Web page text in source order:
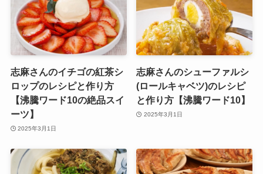
志麻さんのイチゴの紅茶シ
ロップのレシピと作り方
【沸騰ワード10の絶品スイ
ーツ】
2025年3月1日
志麻さんのシューファルシ
(ロールキャベツ)のレシピ
と作り方【沸騰ワード10】
2025年3月1日